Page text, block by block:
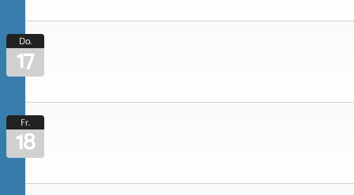
Do.
17
Fr.
18